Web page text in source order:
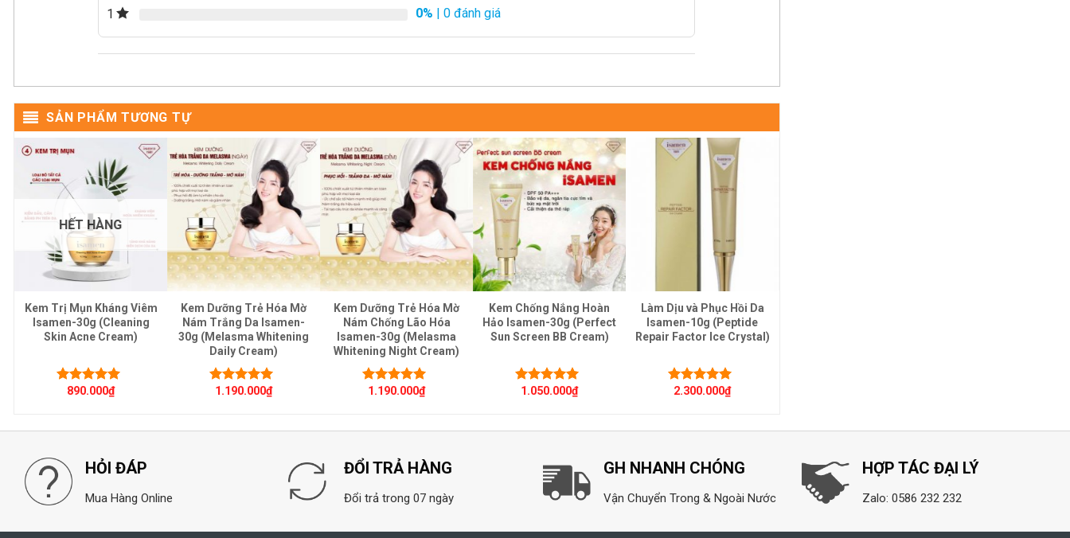
1
0% | 0 đánh giá
SẢN PHẨM TƯƠNG TỰ
HẾT HÀNG
Kem Trị Mụn Kháng Viêm
Isamen-30g (Cleaning
Skin Acne Cream)
Được xếp
890.000₫
Kem Dưỡng Trẻ Hóa Mờ
Nám Trắng Da Isamen-
30g (Melasma Whitening
Daily Cream)
Được xếp
1.190.000₫
Kem Dưỡng Trẻ Hóa Mờ
Nám Chống Lão Hóa
Isamen-30g (Melasma
Whitening Night Cream)
Được xếp
1.190.000₫
Kem Chống Nắng Hoàn
Hảo Isamen-30g (Perfect
Sun Screen BB Cream)
Được xếp
1.050.000₫
Làm Dịu và Phục Hồi Da
Isamen-10g (Peptide
Repair Factor Ice Crystal)
Được xếp
2.300.000₫
HỎI ĐÁP
Mua Hàng Online
ĐỔI TRẢ HÀNG
Đổi trả trong 07 ngày
GH NHANH CHÓNG
Vận Chuyển Trong & Ngoài Nước
HỢP TÁC ĐẠI LÝ
Zalo: 0586 232 232